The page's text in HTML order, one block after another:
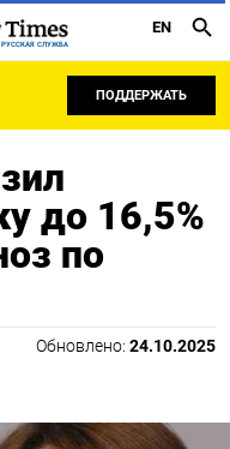
РУССКАЯ СЛУЖБА
EN
ПОДДЕРЖАТЬ
до 16,5%
по
Обновлено: 24.10.2025